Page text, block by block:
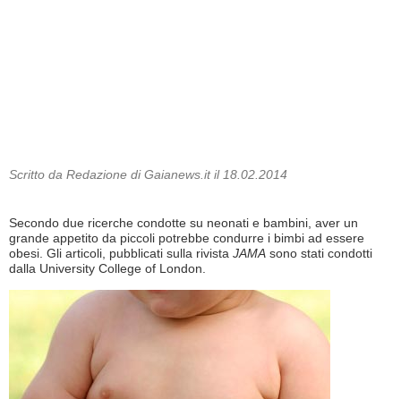
Scritto da Redazione di Gaianews.it il 18.02.2014
Secondo due ricerche condotte su neonati e bambini, aver un
grande appetito da piccoli potrebbe condurre i bimbi ad essere
obesi. Gli articoli, pubblicati sulla rivista JAMA sono stati condotti
dalla University College of London.